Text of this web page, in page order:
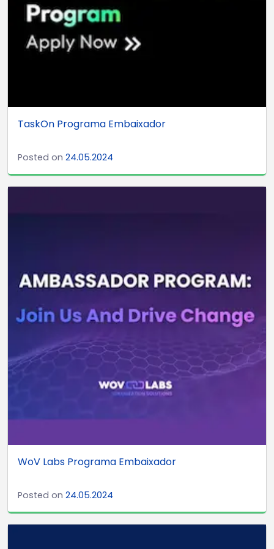
TaskOn Programa Embaixador
Posted on 24.05.2024
WoV Labs Programa Embaixador
Posted on 24.05.2024